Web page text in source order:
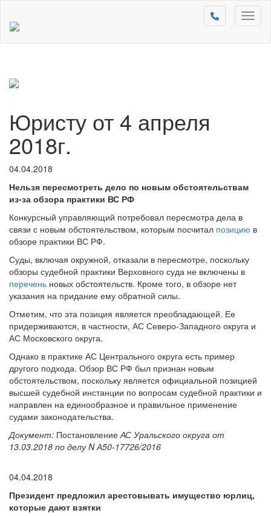
Юристу от 4 апреля
2018г.
04.04.2018
Нельзя пересмотреть дело по новым обстоятельствам
из-за обзора практики ВС РФ
Конкурсный управляющий потребовал пересмотра дела в
связи с новым обстоятельством, которым посчитал позицию в
обзоре практики ВС РФ.
Суды, включая окружной, отказали в пересмотре, поскольку
обзоры судебной практики Верховного суда не включены в
перечень новых обстоятельств. Кроме того, в обзоре нет
указания на придание ему обратной силы.
Отметим, что эта позиция является преобладающей. Ее
придерживаются, в частности, АС Северо-Западного округа и
АС Московского округа.
Однако в практике АС Центрального округа есть пример
другого подхода. Обзор ВС РФ был признан новым
обстоятельством, поскольку является официальной позицией
высшей судебной инстанции по вопросам судебной практики и
направлен на единообразное и правильное применение
судами законодательства.
Документ: ПостановлениеАС Уральского округа от
13.03.2018 по делу N А50-17726/2016
04.04.2018
Президент предложил арестовывать имущество юрлиц,
которые дают взятки